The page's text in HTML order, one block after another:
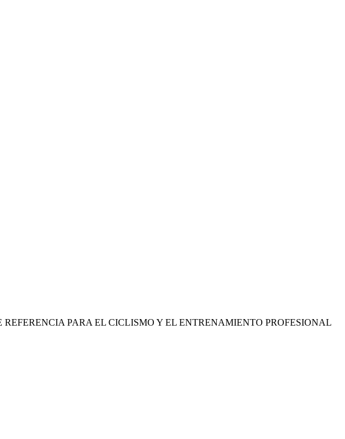
PARA EL CICLISMO Y EL ENTRENAMIENTO PROFESIONAL